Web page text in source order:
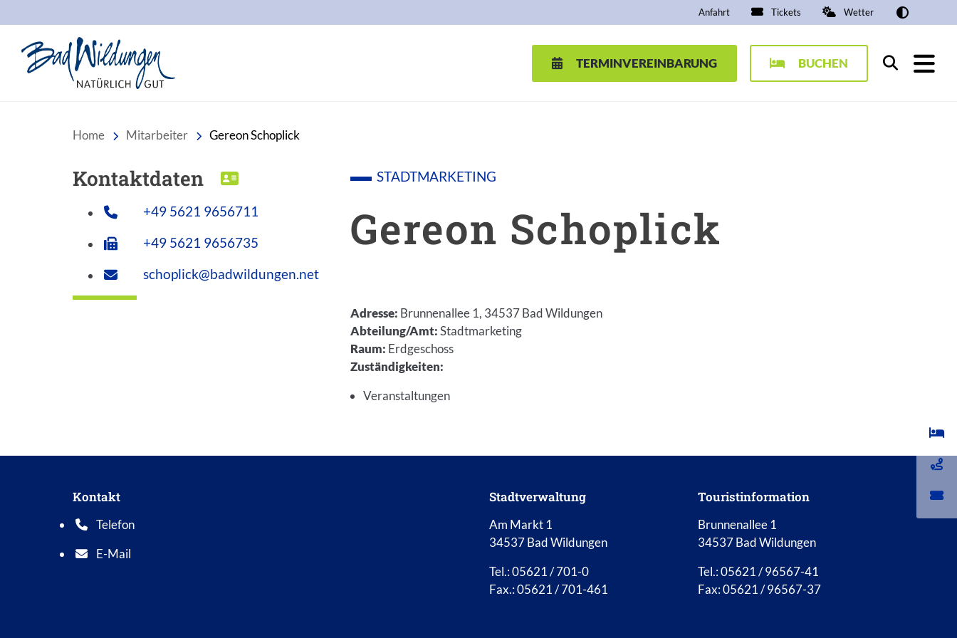
Anfahrt Tickets Wetter
TERMINVEREINBARUNG BUCHEN Suchen
Home Mitarbeiter Gereon Schoplick
Kontaktdaten DOWNLOAD VCARD
+49 5621 9656711
+49 5621 9656735
schoplick@badwildungen.net
Gereon Schoplick
STADTMARKETING
Adresse: Brunnenallee 1, 34537 Bad Wildungen
Abteilung/Amt:Stadtmarketing
Raum: Erdgeschoss
Zuständigkeiten:
Veranstaltungen
Kontakt
Telefon
Telefonnummer: 0 5 6 2 1 7 0 1 0
E-Mail
E-Mail Adresse: info@bad-wildungen.de
Stadtverwaltung
Am Markt 1
34537 Bad Wildungen
Tel.: 05621 / 701-0
Fax.: 05621 / 701-461
Touristinformation
Brunnenallee 1
34537 Bad Wildungen
Tel.: 05621 / 96567-41
Fax: 05621 / 96567-37